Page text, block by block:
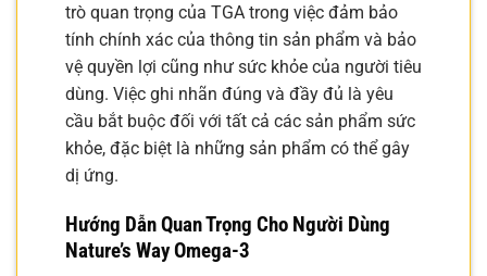
trò quan trọng của TGA trong việc đảm bảo
tính chính xác của thông tin sản phẩm và bảo
vệ quyền lợi cũng như sức khỏe của người tiêu
dùng. Việc ghi nhãn đúng và đầy đủ là yêu
cầu bắt buộc đối với tất cả các sản phẩm sức
khỏe, đặc biệt là những sản phẩm có thể gây
dị ứng.
Hướng Dẫn Quan Trọng Cho Người Dùng
Nature’s Way Omega-3